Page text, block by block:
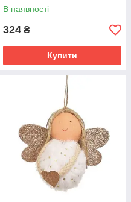
В наявності
324 ₴
Купити